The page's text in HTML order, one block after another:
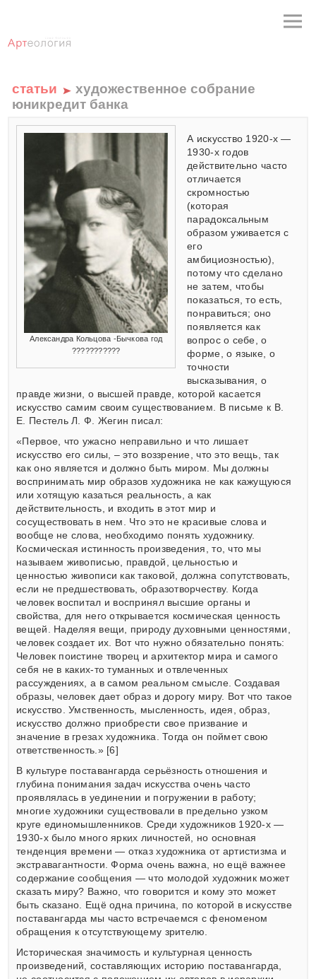
статьи
художественное собрание
юникредит банка
Александра Кольцова -Бычкова год
???????????
А искусство 1920-х —
1930-х годов
действительно часто
отличается
скромностью
(которая
парадоксальным
образом уживается с
его
амбициозностью),
потому что сделано
не затем, чтобы
показаться, то есть,
понравиться; оно
появляется как
вопрос о себе, о
форме, о языке, о
точности
высказывания, о
правде жизни, о высшей правде, которой касается
искусство самим своим существованием. В письме к В.
Е. Пестель Л. Ф. Жегин писал:
«Первое, что ужасно неправильно и что лишает
искусство его силы, – это воззрение, что это вещь, так
как оно является и должно быть миром. Мы должны
воспринимать мир образов художника не как кажущуюся
или хотящую казаться реальность, а как
действительность, и входить в этот мир и
сосуществовать в нем. Что это не красивые слова и
вообще не слова, необходимо понять художнику.
Космическая истинность произведения, то, что мы
называем живописью, правдой, цельностью и
ценностью живописи как таковой, должна сопутствовать,
если не предшествовать, образотворчеству. Когда
человек воспитал и воспринял высшие органы и
свойства, для него открывается космическая ценность
вещей. Наделяя вещи, природу духовными ценностями,
человек создает их. Вот что нужно обязательно понять:
Человек поистине творец и архитектор мира и самого
себя не в каких-то туманных и отвлеченных
рассуждениях, а в самом реальном смысле. Создавая
образы, человек дает образ и дорогу миру. Вот что такое
искусство. Умственность, мысленность, идея, образ,
искусство должно приобрести свое призвание и
значение в грезах художника. Тогда он поймет свою
ответственность.» [6]
В культуре поставангарда серьёзность отношения и
глубина понимания задач искусства очень часто
проявлялась в уединении и погружении в работу;
многие художники существовали в предельно узком
круге единомышленников. Среди художников 1920-х —
1930-х было много ярких личностей, но основная
тенденция времени — отказ художника от артистизма и
экстравагантности. Форма очень важна, но ещё важнее
содержание сообщения — что молодой художник может
сказать миру? Важно, что говорится и кому это может
быть сказано. Ещё одна причина, по которой в искусстве
поставангарда мы часто встречаемся с феноменом
обращения к отсутствующему зрителю.
Историческая значимость и культурная ценность
произведений, составляющих историю поставангарда,